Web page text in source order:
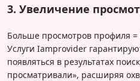
3. Увеличение
Больше просмотров профиля
Услуги Iamprovider
появляться в результатах
просматривали», расширяя